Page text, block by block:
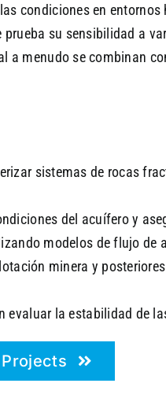
condiciones en
su sensibilidad a
menudo se combinan
sistemas de rocas
del acuífero y
modelos de flujo de
minera y
evaluar la estabilidad de